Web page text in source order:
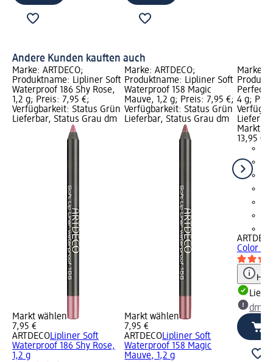
Andere Kunden kauften auch
Marke: ARTDECO;
Produktname: Lipliner Soft
Waterproof 186 Shy Rose,
1,2 g; Preis: 7,95 €;
Verfügbarkeit: Status Grün
Lieferbar, Status Grau dm
Markt wählen
7,95 €
ARTDECOLipliner Soft
Waterproof 186 Shy Rose,
1,2 g
Marke: ARTDECO;
Produktname: Lipliner Soft
Waterproof 158 Magic
Mauve, 1,2 g; Preis: 7,95 €;
Verfügbarkeit: Status Grün
Lieferbar, Status Grau dm
Markt wählen
7,95 €
ARTDECOLipliner Soft
Waterproof 158 Magic
Mauve, 1,2 g
Marke:
Perfect
4 g;
Markt
13,95 €
Color
dm